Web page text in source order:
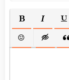
ПОЛУЖИРНЫЙ
КУРСИВ
ВСТАВИТЬ